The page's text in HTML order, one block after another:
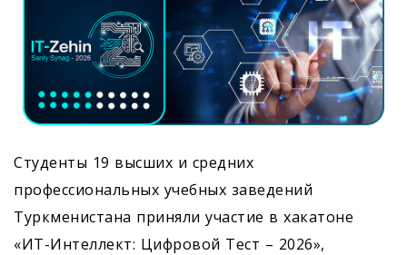
Студенты 19 высших и средних
профессиональных учебных заведений
Туркменистана приняли участие в хакатоне
«ИT-Интеллект: Цифровой Тест – 2026»,